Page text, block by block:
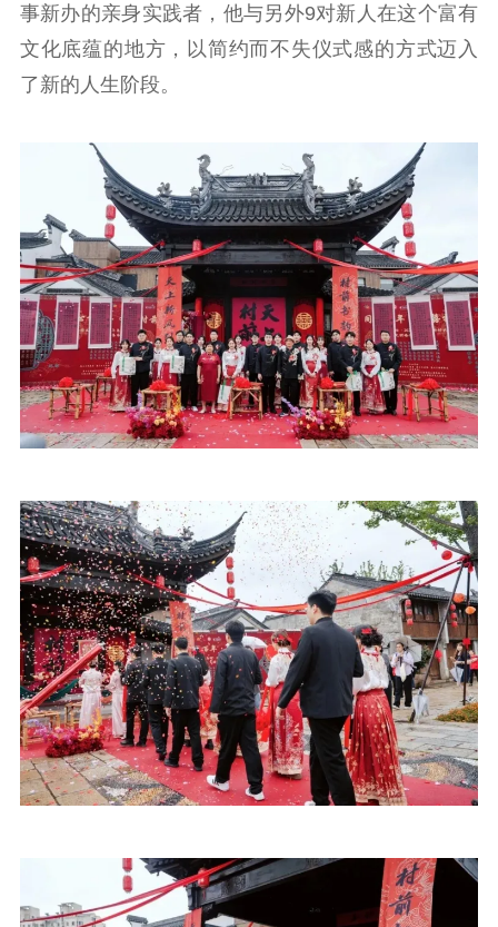
新闻出版
精品出版
电影工作
电影创作 电影市场
机关党建
党建要闻 学习在线
文化人才
紫金人才 职称评审
公共服务
新时代公民素养
提升资源库
新闻出版
政务服务
作品著作权
登记服务
科研创新
服务管理平台
智库服务
管理平台
文艺创作
服务管理
文化产业
统计分析
数字出版
审读服务
新闻发布工作备
案管理系统
电影
服务
理论宣讲
共建共享平台
政工继续教育学
习平台
事新办的亲身实践者，他与另外9对新人在这个富有
文化底蕴的地方，以简约而不失仪式感的方式迈入
了新的人生阶段。